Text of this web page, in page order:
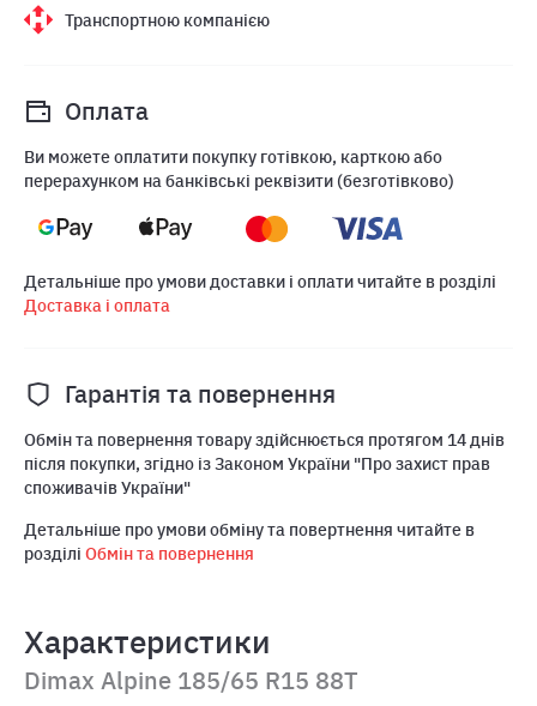
Транспортною компанією
Оплата
Ви можете оплатити покупку готівкою, карткою або
перерахунком на банківські реквізити (безготівково)
Детальніше про умови доставки і оплати читайте в розділі
Доставка і оплата
Гарантія та повернення
Обмін та повернення товару здійснюється протягом 14 днів
після покупки, згідно із Законом України "Про захист прав
споживачів України"
Детальніше про умови обміну та повертнення читайте в
розділі Обмін та повернення
Характеристики
Dimax Alpine 185/65 R15 88T